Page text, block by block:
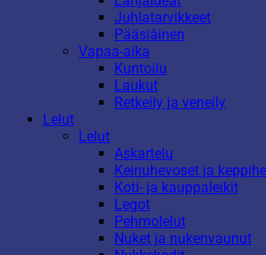
Juhlatarvikkeet
Pääsiäinen
Vapaa-aika
Kuntoilu
Laukut
Retkeily ja veneily
Lelut
Lelut
Askartelu
Keinuhevoset ja
Koti- ja kauppaleikit
Legot
Pehmolelut
Nuket ja nukenvaunut